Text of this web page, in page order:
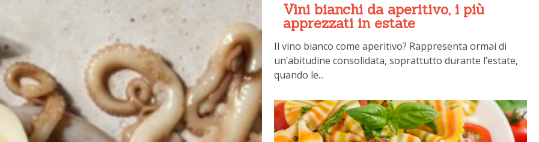
Vini bianchi da aperitivo, i più
apprezzati in estate
Il vino bianco come aperitivo? Rappresenta ormai di
un’abitudine consolidata, soprattutto durante l’estate,
quando le...